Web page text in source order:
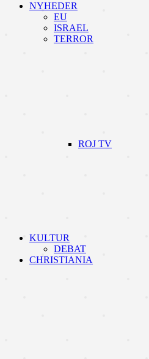
NYHEDER
EU
ISRAEL
TERROR
ROJ TV
KULTUR
DEBAT
CHRISTIANIA